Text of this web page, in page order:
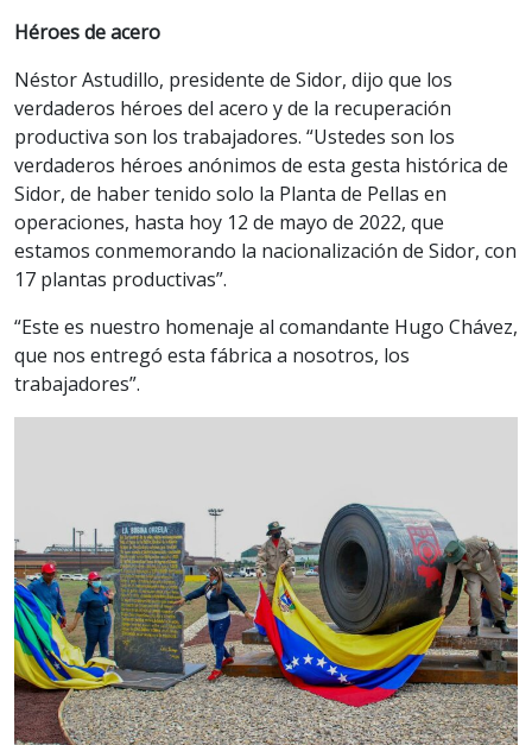
Héroes de acero
Néstor Astudillo, presidente de Sidor, dijo que los
verdaderos héroes del acero y de la recuperación
productiva son los trabajadores. “Ustedes son los
verdaderos héroes anónimos de esta gesta histórica de
Sidor, de haber tenido solo la Planta de Pellas en
operaciones, hasta hoy 12 de mayo de 2022, que
estamos conmemorando la nacionalización de Sidor, con
17 plantas productivas”.
“Este es nuestro homenaje al comandante Hugo Chávez,
que nos entregó esta fábrica a nosotros, los
trabajadores”.